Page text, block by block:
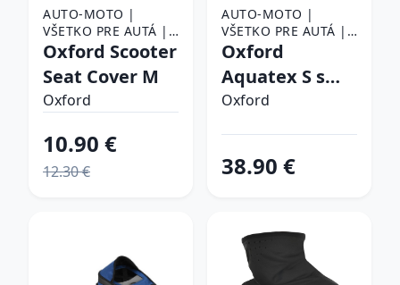
AUTO-MOTO |
VŠETKO PRE AUTÁ |
AUTODOPLNKY |
Oxford Scooter
Seat Cover M
Oxford
10.90 €
12.30 €
AUTO-MOTO |
VŠETKO PRE AUTÁ |
AUTODOPLNKY |
Oxford
Aquatex S s
prostorem na
Oxford
38.90 €